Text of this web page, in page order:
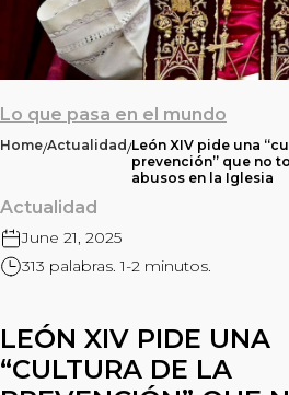
Lo que pasa en el mundo
Home/Actualidad/León XIV pide una
prevención” que no
abusos en la Iglesia
Actualidad
June 21, 2025
313 palabras. 1-2 minutos.
LEÓN XIV PIDE UNA
“CULTURA DE LA